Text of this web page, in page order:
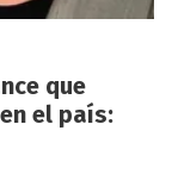
que
el país: